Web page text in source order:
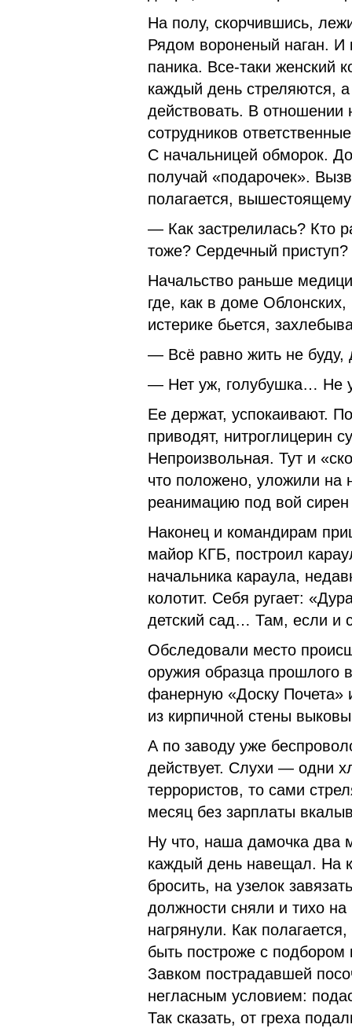
На полу, скорчившись,
Рядом вороненый наган.
паника. Все-таки женский
каждый день стреляются, а
действовать. В отношении
сотрудников
С начальницей обморок.
получай «подарочек».
полагается,
— Как застрелилась? Кто
тоже? Сердечный
Начальство раньше
где, как в доме
истерике бьется,
— Всё равно жить не буду,
— Нет уж, голубушка… Не
Ее держат, успокаивают.
приводят, нитро­глицерин
Непроизвольная. Тут и
что положено, уложили на
реанимацию под вой сирен
Наконец и командирам
майор КГБ, построил
начальника караула,
колотит. Себя ругает:
детский сад… Там, если и
Обследовали место
оружия образца прошло­го
фанерную «Доску
из кирпичной стены
А по заводу уже
действует. Слухи — одни
террористов, то сами
месяц без зарплаты
Ну что, наша дамочка два
каждый день навещал. На
бросить, на узелок
должности сняли и тихо
нагрянули. Как
быть построже с подбором
Завком пострадавшей
негласным условием:
Так сказать, от греха